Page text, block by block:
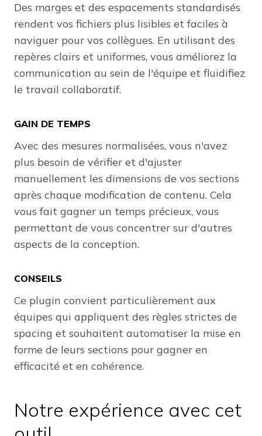
Des marges et des espacements standardisés
rendent vos fichiers plus lisibles et faciles à
naviguer pour vos collègues. En utilisant des
repères clairs et uniformes, vous améliorez la
communication au sein de l'équipe et fluidifiez
le travail collaboratif.
GAIN DE TEMPS
Avec des mesures normalisées, vous n'avez
plus besoin de vérifier et d'ajuster
manuellement les dimensions de vos sections
après chaque modification de contenu. Cela
vous fait gagner un temps précieux, vous
permettant de vous concentrer sur d'autres
aspects de la conception.
CONSEILS
Ce plugin convient particulièrement aux
équipes qui appliquent des règles strictes de
spacing et souhaitent automatiser la mise en
forme de leurs sections pour gagner en
efficacité et en cohérence.
Notre expérience avec cet